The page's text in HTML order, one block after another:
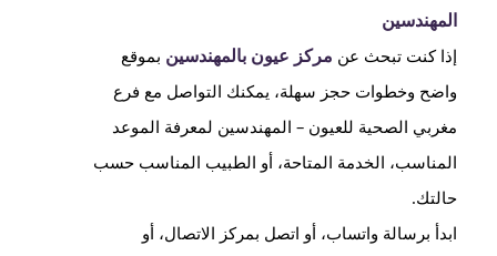
المهندسين
إذا كنت تبحث عن مركز عيون بالمهندسين بموقع
واضح وخطوات حجز سهلة، يمكنك التواصل مع فرع
مغربي الصحية للعيون – المهندسين لمعرفة الموعد
المناسب، الخدمة المتاحة، أو الطبيب المناسب حسب
حالتك.
ابدأ برسالة واتساب، أو اتصل بمركز الاتصال، أو